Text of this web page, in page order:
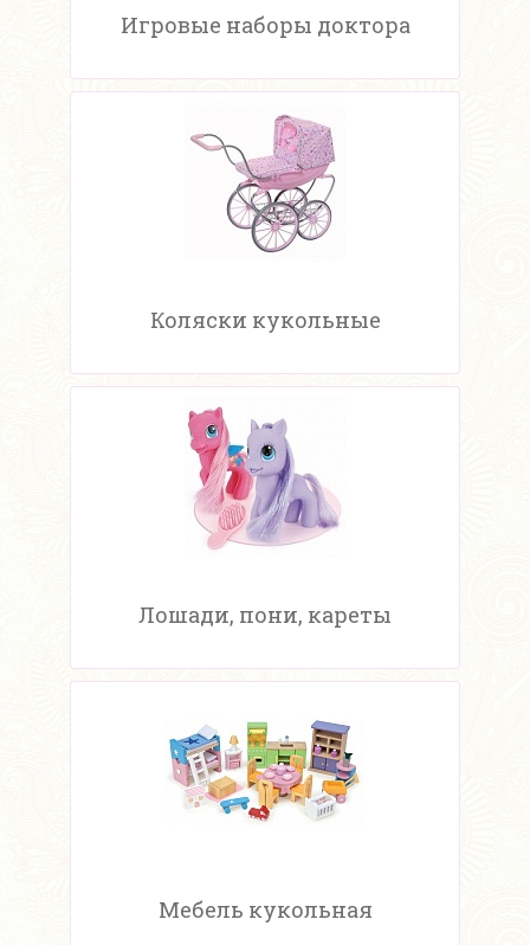
Игровые наборы доктора
Коляски кукольные
Лошади, пони, кареты
Мебель кукольная